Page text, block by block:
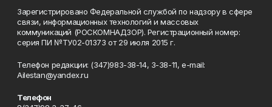
Зарегистрировано Федеральной службой по надзору в сфере
связи, информационных технологий и массовых
коммуникаций (РОСКОМНАДЗОР). Регистрационный номер:
серия ПИ №ТУ02-01373 от 29 июля 2015 г.
Телефон редакции: (347)983-38-14, 3-38-11, e-mail:
Ailestan@yandex.ru
Телефон